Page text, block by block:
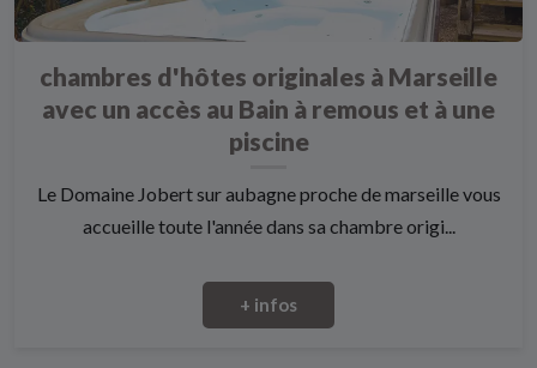
chambres d'hôtes originales à Marseille
avec un accès au Bain à remous et à une
piscine
Le Domaine Jobert sur aubagne proche de marseille vous
accueille toute l'année dans sa chambre origi...
+ infos